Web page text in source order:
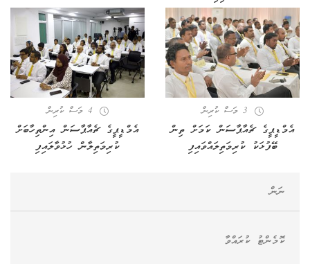
3 މަސް ކުރިން
އެމްޑީޕީގެ ޗެއާޕާސަން ކަމަށް ތިން
ބޭފުޅަކު ކުރިމަތިލައްވައިފި
4 މަސް ކުރިން
އެމްޑީޕީގެ ޗެއާޕާސަން އިންތިހާބަށް
ކުރިމަތިލާން ހުޅުވާލައިފި